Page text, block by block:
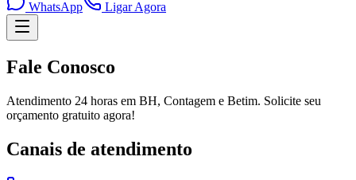
WhatsApp
Ligar Agora
Fale Conosco
Atendimento 24 horas em BH, Contagem e Betim. Solicite seu
orçamento gratuito agora!
Canais de atendimento